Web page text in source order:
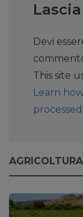
Devi
This site
Learn
processed.
AGRICOLTURA